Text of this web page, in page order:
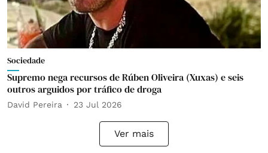
Sociedade
Supremo nega recursos de Rúben Oliveira (Xuxas) e seis
outros arguidos por tráfico de droga
David Pereira 23 Jul 2026
Ver mais